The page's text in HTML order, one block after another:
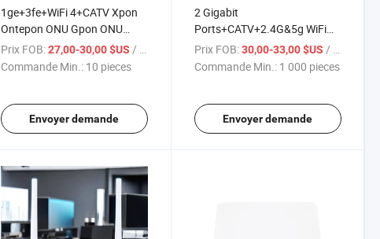
1ge+3fe+WiFi 4+CATV Xpon
Ontepon ONU Gpon ONU
CATV Gpon Ont
Prix FOB: 27,00-30,00 $US / pieces
Commande Min.: 10 pieces
Envoyer demande
2 Gigabit
Ports+CATV+2.4G&5g WiFi
ONU Double Bande CATV
Xpon 5g Routeur ONU Double
Prix FOB: 30,00-33,00 $US / pieces
Commande Min.: 1 000 pieces
Envoyer demande